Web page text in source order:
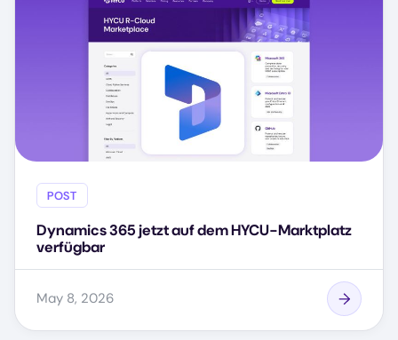
POST
Dynamics 365 jetzt auf dem HYCU-Marktplatz
verfügbar
May 8, 2026